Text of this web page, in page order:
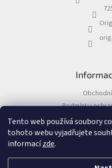
Tento web používá soubory
tohoto webu vyjadřujete
informacízde.
Podmínky